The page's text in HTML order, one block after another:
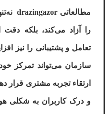
مطالعاتی drazingazor
را آزاد می‌کند، بلکه دقت
تعامل و پشتیبانی را نیز
سازمان می‌تواند تمرکز
ارتقاء تجربه مشتری قرار
و درک کاربران به شکلی